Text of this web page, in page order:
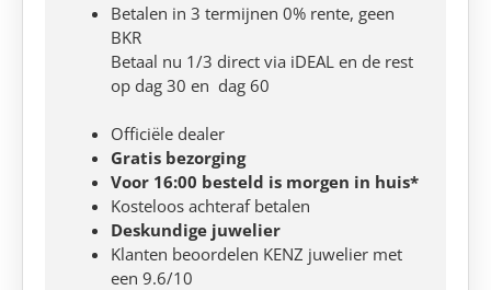
Betalen in 3 termijnen 0% rente, geen
BKR
Betaal nu 1/3 direct via iDEAL en de rest
op dag 30 en dag 60
Officiële dealer
Gratis bezorging
Voor 16:00 besteld is morgen in huis*
Kosteloos achteraf betalen
Deskundige juwelier
Klanten beoordelen KENZ juwelier met
een 9.6/10